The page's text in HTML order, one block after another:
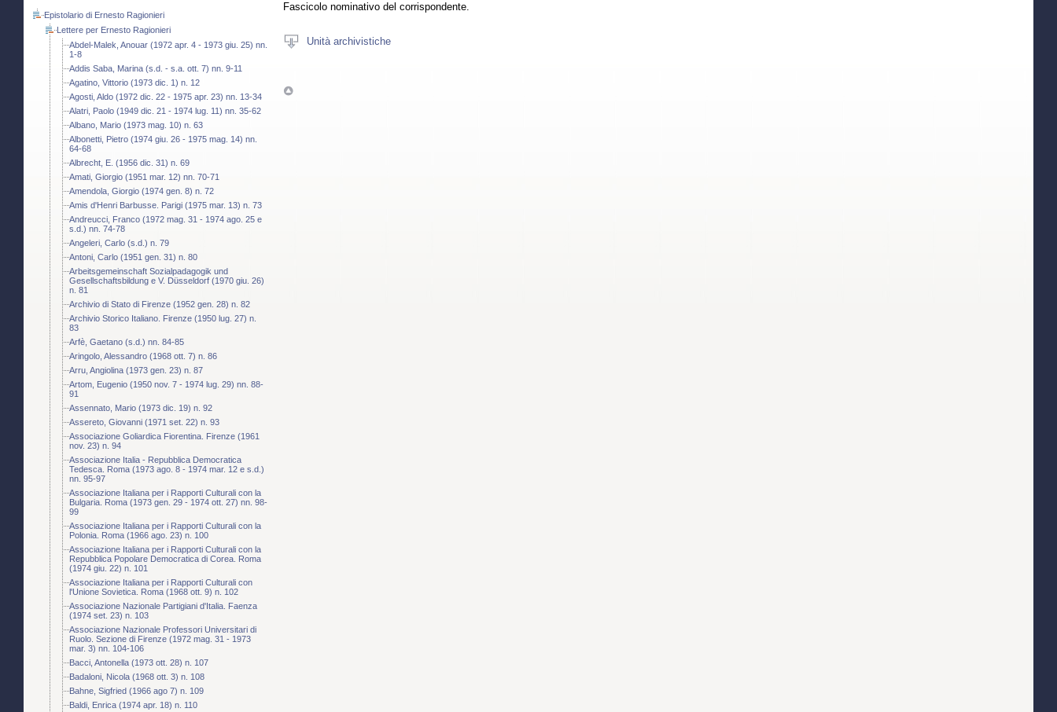
Epistolario di Ernesto Ragionieri
Lettere per Ernesto Ragionieri
Abdel-Malek, Anouar (1972 apr. 4 - 1973 giu. 25) nn.
1-8
Addis Saba, Marina (s.d. - s.a. ott. 7) nn. 9-11
Agatino, Vittorio (1973 dic. 1) n. 12
Agosti, Aldo (1972 dic. 22 - 1975 apr. 23) nn. 13-34
Alatri, Paolo (1949 dic. 21 - 1974 lug. 11) nn. 35-62
Albano, Mario (1973 mag. 10) n. 63
Albonetti, Pietro (1974 giu. 26 - 1975 mag. 14) nn.
64-68
Albrecht, E. (1956 dic. 31) n. 69
Amati, Giorgio (1951 mar. 12) nn. 70-71
Amendola, Giorgio (1974 gen. 8) n. 72
Amis d'Henri Barbusse. Parigi (1975 mar. 13) n. 73
Andreucci, Franco (1972 mag. 31 - 1974 ago. 25 e
s.d.) nn. 74-78
Angeleri, Carlo (s.d.) n. 79
Antoni, Carlo (1951 gen. 31) n. 80
Arbeitsgemeinschaft Sozialpadagogik und
Gesellschaftsbildung e V. Düsseldorf (1970 giu. 26)
n. 81
Archivio di Stato di Firenze (1952 gen. 28) n. 82
Archivio Storico Italiano. Firenze (1950 lug. 27) n.
83
Arfè, Gaetano (s.d.) nn. 84-85
Aringolo, Alessandro (1968 ott. 7) n. 86
Arru, Angiolina (1973 gen. 23) n. 87
Artom, Eugenio (1950 nov. 7 - 1974 lug. 29) nn. 88-
91
Assennato, Mario (1973 dic. 19) n. 92
Assereto, Giovanni (1971 set. 22) n. 93
Associazione Goliardica Fiorentina. Firenze (1961
nov. 23) n. 94
Associazione Italia - Repubblica Democratica
Tedesca. Roma (1973 ago. 8 - 1974 mar. 12 e s.d.)
nn. 95-97
Associazione Italiana per i Rapporti Culturali con la
Bulgaria. Roma (1973 gen. 29 - 1974 ott. 27) nn. 98-
99
Associazione Italiana per i Rapporti Culturali con la
Polonia. Roma (1966 ago. 23) n. 100
Associazione Italiana per i Rapporti Culturali con la
Repubblica Popolare Democratica di Corea. Roma
(1974 giu. 22) n. 101
Associazione Italiana per i Rapporti Culturali con
l'Unione Sovietica. Roma (1968 ott. 9) n. 102
Associazione Nazionale Partigiani d'Italia. Faenza
(1974 set. 23) n. 103
Associazione Nazionale Professori Universitari di
Ruolo. Sezione di Firenze (1972 mag. 31 - 1973
mar. 3) nn. 104-106
Bacci, Antonella (1973 ott. 28) n. 107
Badaloni, Nicola (1968 ott. 3) n. 108
Bahne, Sigfried (1966 ago 7) n. 109
Baldi, Enrica (1974 apr. 18) n. 110
Fascicolo nominativo del corrispondente.
Unità archivistiche